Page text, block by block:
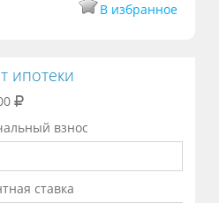
В избранное
ипотеки
взнос
ставка